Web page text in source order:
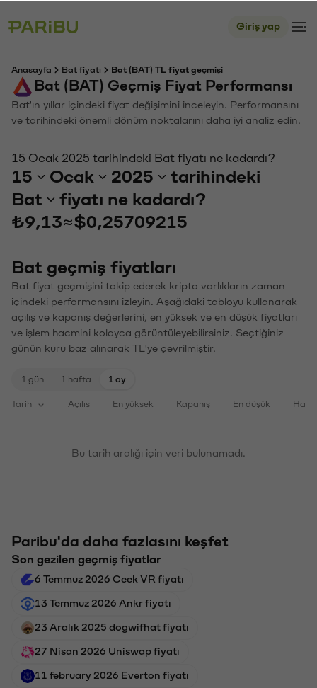
Giriş yap
Anasayfa Bat fiyatı Bat (BAT) TL fiyat geçmişi
Bat (BAT) Geçmiş Fiyat Performansı
Bat'ın yıllar içindeki fiyat değişimini inceleyin. Performansını
ve tarihindeki önemli dönüm noktalarını daha iyi analiz edin.
15 Ocak 2025 tarihindeki Bat fiyatı ne kadardı?
15 Ocak 2025
tarihindeki
Bat
fiyatı ne kadardı?
₺9,13≈$0,25709215
Bat geçmiş fiyatları
Bat fiyat geçmişini takip ederek kripto varlıkların zaman
içindeki performansını izleyin. Aşağıdaki tabloyu kullanarak
açılış ve kapanış değerlerini, en yüksek ve en düşük fiyatları
ve işlem hacmini kolayca görüntüleyebilirsiniz. Seçtiğiniz
günün kuru baz alınarak TL'ye çevrilmiştir.
1 gün 1 hafta 1 ay
Tarih Açılış En yüksek Kapanış En düşük
Bu tarih aralığı için veri bulunamadı.
Paribu'da daha fazlasını keşfet
Son gezilen geçmiş fiyatlar
6 Temmuz 2026 Ceek VR fiyatı
13 Temmuz 2026 Ankr fiyatı
23 Aralık 2025 dogwifhat fiyatı
27 Nisan 2026 Uniswap fiyatı
11 february 2026 Everton fiyatı